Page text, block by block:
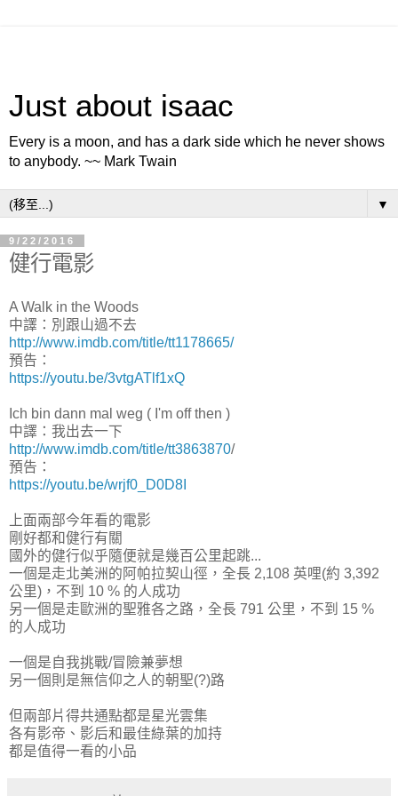
Just about isaac
Every is a moon, and has a dark side which he never shows
to anybody. ~~ Mark Twain
▼
9/22/2016
健行電影
A Walk in the Woods
中譯：別跟山過不去
http://www.imdb.com/title/tt1178665/
預告：
https://youtu.be/3vtgATlf1xQ
Ich bin dann mal weg ( I'm off then )
中譯：我出去一下
http://www.imdb.com/title/tt3863870/
預告：
https://youtu.be/wrjf0_D0D8I
上面兩部今年看的電影
剛好都和健行有關
國外的健行似乎隨便就是幾百公里起跳...
一個是走北美洲的阿帕拉契山徑，全長 2,108 英哩(約 3,392
公里)，不到 10 % 的人成功
另一個是走歐洲的聖雅各之路，全長 791 公里，不到 15 %
的人成功
一個是自我挑戰/冒險兼夢想
另一個則是無信仰之人的朝聖(?)路
但兩部片得共通點都是星光雲集
各有影帝、影后和最佳綠葉的加持
都是值得一看的小品